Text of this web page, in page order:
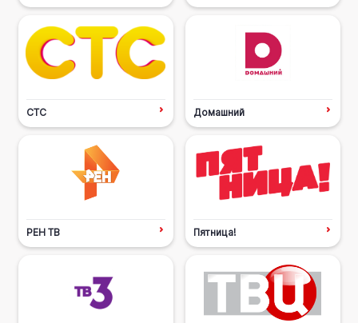
СТС Домашний
РЕН ТВ Пятница!